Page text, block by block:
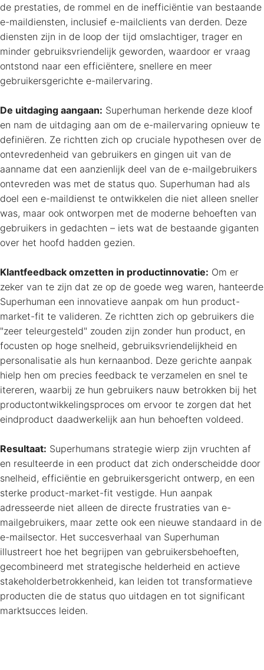
de prestaties, de rommel en de inefficiëntie van bestaande
e-maildiensten, inclusief e-mailclients van derden. Deze
diensten zijn in de loop der tijd omslachtiger, trager en
minder gebruiksvriendelijk geworden, waardoor er vraag
ontstond naar een efficiëntere, snellere en meer
gebruikersgerichte e-mailervaring.
De uitdaging aangaan: Superhuman herkende deze kloof
en nam de uitdaging aan om de e-mailervaring opnieuw te
definiëren. Ze richtten zich op cruciale hypothesen over de
ontevredenheid van gebruikers en gingen uit van de
aanname dat een aanzienlijk deel van de e-mailgebruikers
ontevreden was met de status quo. Superhuman had als
doel een e-maildienst te ontwikkelen die niet alleen sneller
was, maar ook ontworpen met de moderne behoeften van
gebruikers in gedachten – iets wat de bestaande giganten
over het hoofd hadden gezien.
Klantfeedback omzetten in productinnovatie: Om er
zeker van te zijn dat ze op de goede weg waren, hanteerde
Superhuman een innovatieve aanpak om hun product-
market-fit te valideren. Ze richtten zich op gebruikers die
"zeer teleurgesteld" zouden zijn zonder hun product, en
focusten op hoge snelheid, gebruiksvriendelijkheid en
personalisatie als hun kernaanbod. Deze gerichte aanpak
hielp hen om precies feedback te verzamelen en snel te
itereren, waarbij ze hun gebruikers nauw betrokken bij het
productontwikkelingsproces om ervoor te zorgen dat het
eindproduct daadwerkelijk aan hun behoeften voldeed.
Resultaat: Superhumans strategie wierp zijn vruchten af
en resulteerde in een product dat zich onderscheidde door
snelheid, efficiëntie en gebruikersgericht ontwerp, en een
sterke product-market-fit vestigde. Hun aanpak
adresseerde niet alleen de directe frustraties van e-
mailgebruikers, maar zette ook een nieuwe standaard in de
e-mailsector. Het succesverhaal van Superhuman
illustreert hoe het begrijpen van gebruikersbehoeften,
gecombineerd met strategische helderheid en actieve
stakeholderbetrokkenheid, kan leiden tot transformatieve
producten die de status quo uitdagen en tot significant
marktsucces leiden.